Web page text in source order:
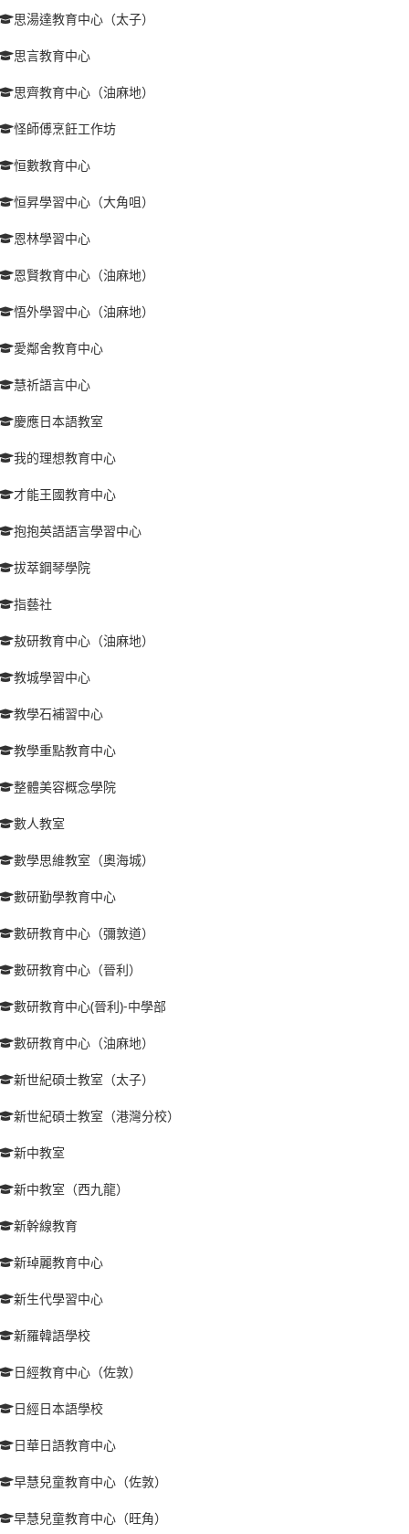
思湯達教育中心（太子）
思言教育中心
思齊教育中心（油麻地）
怪師傅烹飪工作坊
恒數教育中心
恒昇學習中心（大角咀）
恩林學習中心
恩賢教育中心（油麻地）
悟外學習中心（油麻地）
愛鄰舍教育中心
慧祈語言中心
慶應日本語教室
我的理想教育中心
才能王國教育中心
抱抱英語語言學習中心
拔萃鋼琴學院
指藝社
敖研教育中心（油麻地）
教城學習中心
教學石補習中心
教學重點教育中心
整體美容概念學院
數人教室
數學思維教室（奧海城）
數研勤學教育中心
數研教育中心（彌敦道）
數研教育中心（晉利）
數研教育中心(晉利)-中學部
數研教育中心（油麻地）
新世紀碩士教室（太子）
新世紀碩士教室（港灣分校）
新中教室
新中教室（西九龍）
新幹線教育
新琸麗教育中心
新生代學習中心
新羅韓語學校
日經教育中心（佐敦）
日經日本語學校
日華日語教育中心
早慧兒童教育中心（佐敦）
早慧兒童教育中心（旺角）